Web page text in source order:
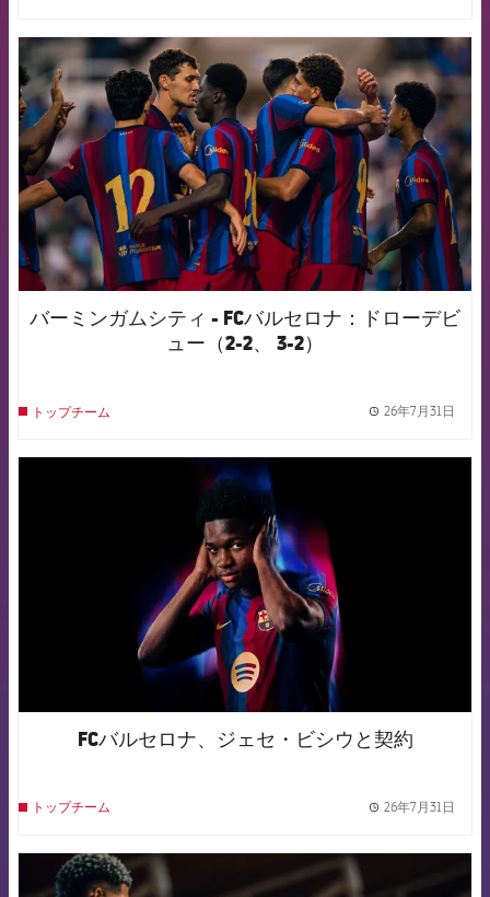
FCB Barcelona badge
バーミンガムシティ - FCバルセロナ：ドローデビ
ュー（2-2、 3-2）
トップチーム 26年7月31日
FCB Barcelona badge
FCバルセロナ、ジェセ・ビシウと契約
トップチーム 26年7月31日
FCB Barcelona badge